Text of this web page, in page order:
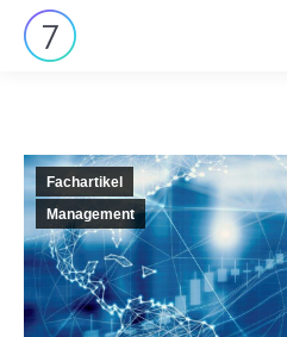
Fachartikel
Management